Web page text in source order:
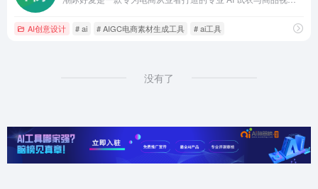
AI创意设计 # ai # AIGC电商素材生成工具 # ai工具
没有了